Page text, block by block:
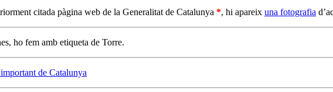
citada pàgina web de la Generalitat de Catalunya *, hi apareix una fotografia
ho fem amb etiqueta de Torre.
de Catalunya